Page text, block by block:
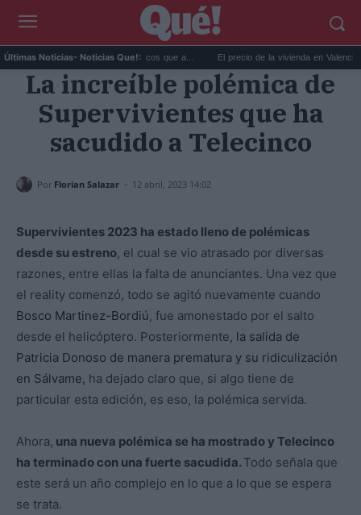
Últimas Noticias- Noticias Que!:
y ansiedad: síntomas idénticos que a... El precio de la vivienda en Valencia sube
La increíble polémica de
Supervivientes que ha
sacudido a Telecinco
Por Florian Salazar - 12 abril, 2023 14:02
Supervivientes 2023 ha estado lleno de polémicas
desde su estreno, el cual se vio atrasado por diversas
razones, entre ellas la falta de anunciantes. Una vez que
el reality comenzó, todo se agitó nuevamente cuando
Bosco Martinez-Bordiú, fue amonestado por el salto
desde el helicóptero. Posteriormente, la salida de
Patricia Donoso de manera prematura y su ridiculización
en Sálvame, ha dejado claro que, si algo tiene de
particular esta edición, es eso, la polémica servida.
Ahora, una nueva polémica se ha mostrado y Telecinco
ha terminado con una fuerte sacudida. Todo señala que
este será un año complejo en lo que a lo que se espera
se trata.